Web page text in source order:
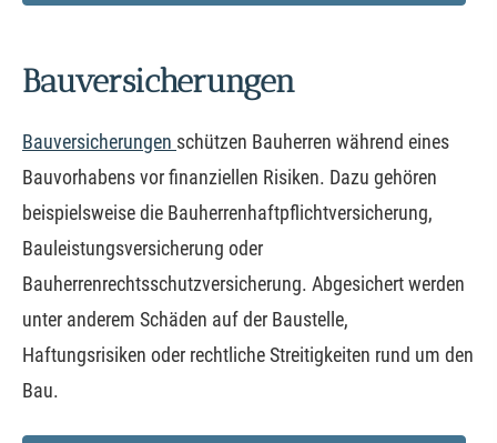
Bauversicherungen
Bauversicherungen schützen Bauherren während eines
Bauvorhabens vor finanziellen Risiken. Dazu gehören
beispielsweise die Bau­herren­haft­pflichtversicherung,
Bauleistungsversicherung oder
Bauherrenrechtsschutzversicherung. Abgesichert werden
unter anderem Schäden auf der Baustelle,
Haftungsrisiken oder rechtliche Streitigkeiten rund um den
Bau.